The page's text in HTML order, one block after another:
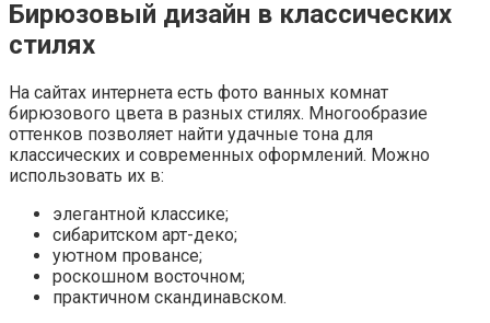
Бирюзовый дизайн в классических
стилях
На сайтах интернета есть фото ванных комнат
бирюзового цвета в разных стилях. Многообразие
оттенков позволяет найти удачные тона для
классических и современных оформлений. Можно
использовать их в:
элегантной классике;
сибаритском арт-деко;
уютном провансе;
роскошном восточном;
практичном скандинавском.